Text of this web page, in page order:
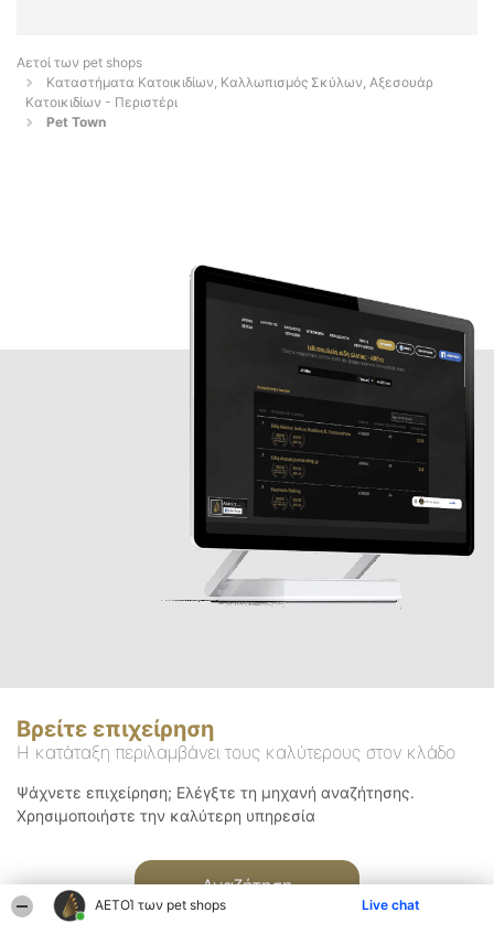
ΑΕΤΟΊ των pet shops Live chat
Αετοί των pet shops
Καταστήματα Κατοικιδίων, Καλλωπισμός Σκύλων, Αξεσουάρ
Κατοικιδίων - Περιστέρι
Pet Town
Βρείτε επιχείρηση
Η κατάταξη περιλαμβάνει τους καλύτερους στον κλάδο
Ψάχνετε επιχείρηση; Ελέγξτε τη μηχανή αναζήτησης.
Χρησιμοποιήστε την καλύτερη υπηρεσία
Αναζήτηση